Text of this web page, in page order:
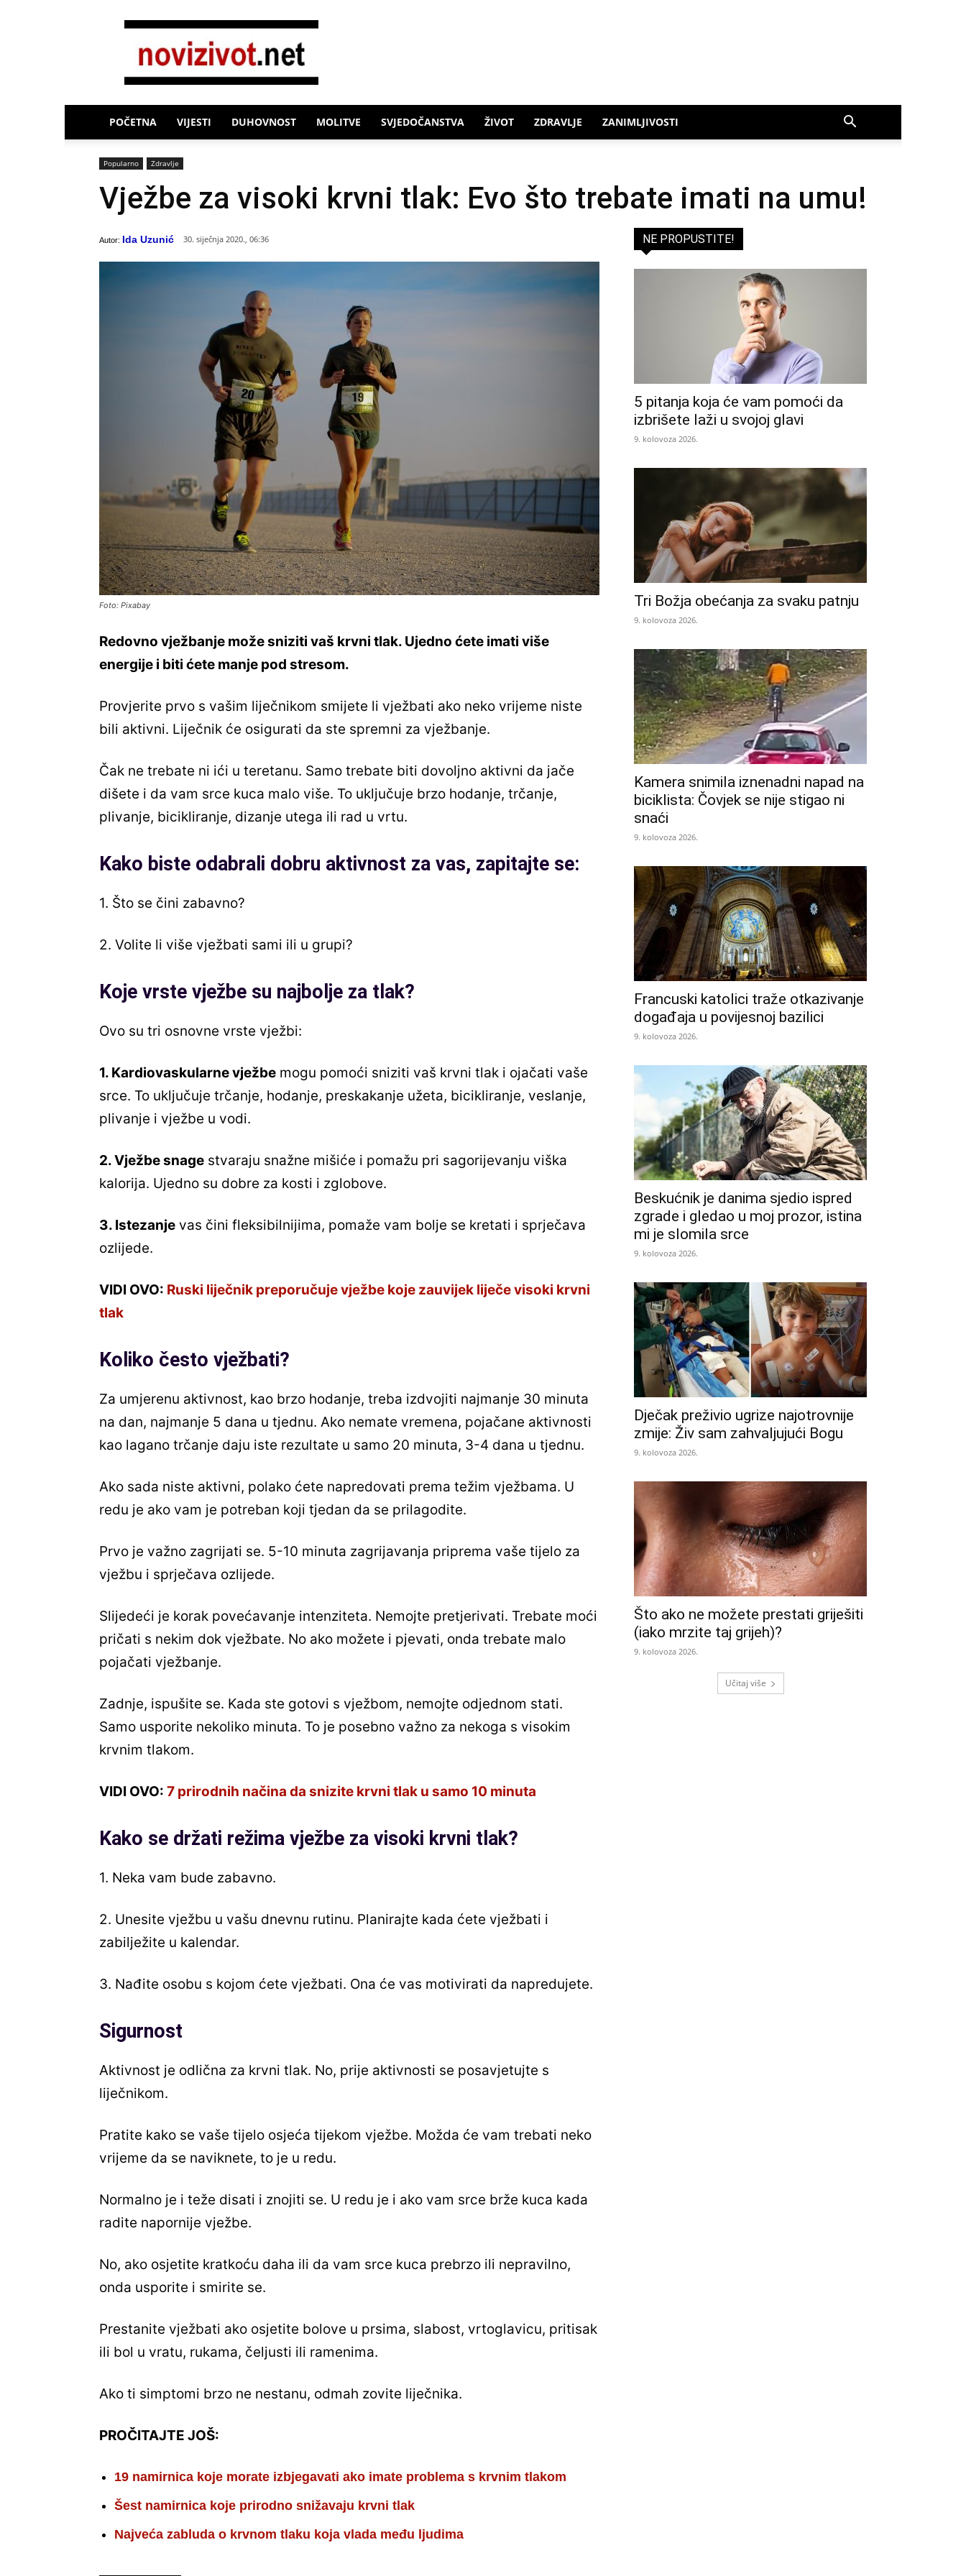
Novi
POČETNA VIJESTI DUHOVNOST MOLITVE SVJEDOČANSTVA ŽIVOT ZDRAVLJE ZANIMLJIVOSTI
Popularno Zdravlje
Vježbe za visoki krvni tlak: Evo što trebate imati na umu!
Autor: Ida Uzunić 30. siječnja 2020., 06:36
Foto: Pixabay
Redovno vježbanje može sniziti vaš krvni tlak. Ujedno ćete imati više
energije i biti ćete manje pod stresom.
Provjerite prvo s vašim liječnikom smijete li vježbati ako neko vrijeme niste
bili aktivni. Liječnik će osigurati da ste spremni za vježbanje.
Čak ne trebate ni ići u teretanu. Samo trebate biti dovoljno aktivni da jače
dišete i da vam srce kuca malo više. To uključuje brzo hodanje, trčanje,
plivanje, bicikliranje, dizanje utega ili rad u vrtu.
Kako biste odabrali dobru aktivnost za vas, zapitajte se:
1. Što se čini zabavno?
2. Volite li više vježbati sami ili u grupi?
Koje vrste vježbe su najbolje za tlak?
Ovo su tri osnovne vrste vježbi:
1. Kardiovaskularne vježbe mogu pomoći sniziti vaš krvni tlak i ojačati vaše
srce. To uključuje trčanje, hodanje, preskakanje užeta, bicikliranje, veslanje,
plivanje i vježbe u vodi.
2. Vježbe snage stvaraju snažne mišiće i pomažu pri sagorijevanju viška
kalorija. Ujedno su dobre za kosti i zglobove.
3. Istezanje vas čini fleksibilnijima, pomaže vam bolje se kretati i sprječava
ozlijede.
VIDI OVO: Ruski liječnik preporučuje vježbe koje zauvijek liječe visoki krvni
tlak
Koliko često vježbati?
Za umjerenu aktivnost, kao brzo hodanje, treba izdvojiti najmanje 30 minuta
na dan, najmanje 5 dana u tjednu. Ako nemate vremena, pojačane aktivnosti
kao lagano trčanje daju iste rezultate u samo 20 minuta, 3-4 dana u tjednu.
Ako sada niste aktivni, polako ćete napredovati prema težim vježbama. U
redu je ako vam je potreban koji tjedan da se prilagodite.
Prvo je važno zagrijati se. 5-10 minuta zagrijavanja priprema vaše tijelo za
vježbu i sprječava ozlijede.
Slijedeći je korak povećavanje intenziteta. Nemojte pretjerivati. Trebate moći
pričati s nekim dok vježbate. No ako možete i pjevati, onda trebate malo
pojačati vježbanje.
Zadnje, ispušite se. Kada ste gotovi s vježbom, nemojte odjednom stati.
Samo usporite nekoliko minuta. To je posebno važno za nekoga s visokim
krvnim tlakom.
VIDI OVO: 7 prirodnih načina da snizite krvni tlak u samo 10 minuta
Kako se držati režima vježbe za visoki krvni tlak?
1. Neka vam bude zabavno.
2. Unesite vježbu u vašu dnevnu rutinu. Planirajte kada ćete vježbati i
zabilježite u kalendar.
3. Nađite osobu s kojom ćete vježbati. Ona će vas motivirati da napredujete.
Sigurnost
Aktivnost je odlična za krvni tlak. No, prije aktivnosti se posavjetujte s
liječnikom.
Pratite kako se vaše tijelo osjeća tijekom vježbe. Možda će vam trebati neko
vrijeme da se naviknete, to je u redu.
Normalno je i teže disati i znojiti se. U redu je i ako vam srce brže kuca kada
radite napornije vježbe.
No, ako osjetite kratkoću daha ili da vam srce kuca prebrzo ili nepravilno,
onda usporite i smirite se.
Prestanite vježbati ako osjetite bolove u prsima, slabost, vrtoglavicu, pritisak
ili bol u vratu, rukama, čeljusti ili ramenima.
Ako ti simptomi brzo ne nestanu, odmah zovite liječnika.
PROČITAJTE JOŠ:
19 namirnica koje morate izbjegavati ako imate problema s krvnim tlakom
Šest namirnica koje prirodno snižavaju krvni tlak
Najveća zabluda o krvnom tlaku koja vlada među ljudima
NE PROPUSTITE!
5 pitanja koja će vam pomoći da
izbrišete laži u svojoj glavi
9. kolovoza 2026.
Tri Božja obećanja za svaku patnju
9. kolovoza 2026.
Kamera snimila iznenadni napad na
biciklista: Čovjek se nije stigao ni
snaći
9. kolovoza 2026.
Francuski katolici traže otkazivanje
događaja u povijesnoj bazilici
9. kolovoza 2026.
Beskućnik je danima sjedio ispred
zgrade i gledao u moj prozor, istina
mi je slomila srce
9. kolovoza 2026.
Dječak preživio ugrize najotrovnije
zmije: Živ sam zahvaljujući Bogu
9. kolovoza 2026.
Što ako ne možete prestati griješiti
(iako mrzite taj grijeh)?
9. kolovoza 2026.
Učitaj više